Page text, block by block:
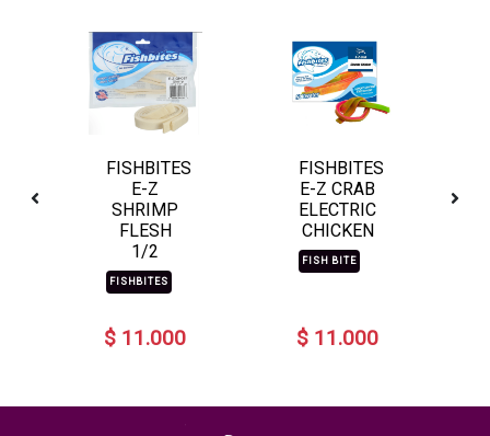
FISHBITES
E-Z
SHRIMP
FLESH
1/2
FISHBITES
$ 11.000
FISHBITES
E-Z CRAB
ELECTRIC
CHICKEN
FISH BITE
$ 11.000